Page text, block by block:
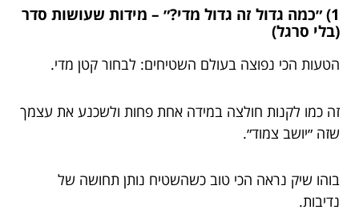
1) ״כמה גדול זה גדול מדי?״ – מידות שעושות סדר
(בלי סרגל)
הטעות הכי נפוצה בעולם השטיחים: לבחור קטן מדי.
זה כמו לקנות חולצה במידה אחת פחות ולשכנע את עצמך
שזה ״יושב צמוד״.
בוהו שיק נראה הכי טוב כשהשטיח נותן תחושה של
נדיבות.